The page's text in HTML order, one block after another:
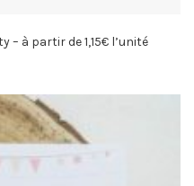
– à partir de 1,15€ l’unité